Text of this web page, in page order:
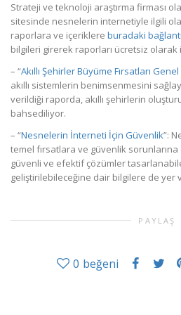
Strateji ve teknoloji araştırma firması
sitesinde nesnelerin internetiyle ilgili
raporlara ve içeriklere buradaki
bilgileri girerek raporları ücretsiz
– “Akıllı Şehirler Büyüme Fırsatları Genel
akıllı sistemlerin benimsenmesini
verildiği raporda, akıllı şehirlerin
bahsediliyor.
– “Nesnelerin İnterneti İçin Güvenlik”:
temel fırsatlara ve güvenlik
güvenli ve efektif çözümler
geliştirilebileceğine dair bilgilere de yer
PAYLAŞ
0 beğeni